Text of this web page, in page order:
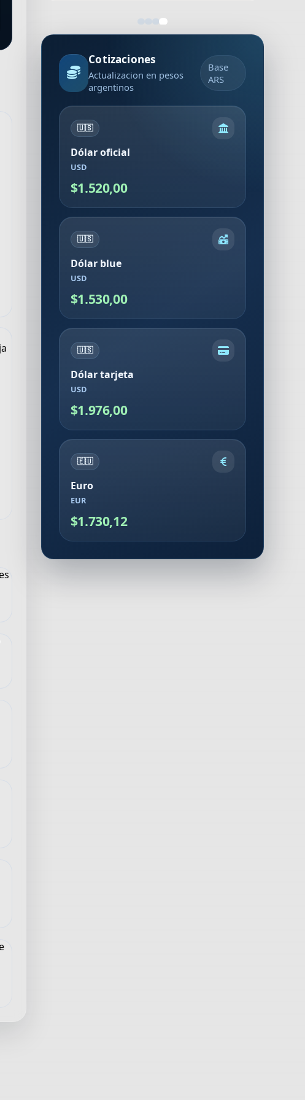
Cotizaciones
Actualizacion en pesos
argentinos
Base
ARS
🇺🇸
Dólar oficial
USD
$1.520,00
🇺🇸
Dólar blue
USD
$1.530,00
🇺🇸
Dólar tarjeta
USD
$1.976,00
🇪🇺
Euro
EUR
$1.730,12